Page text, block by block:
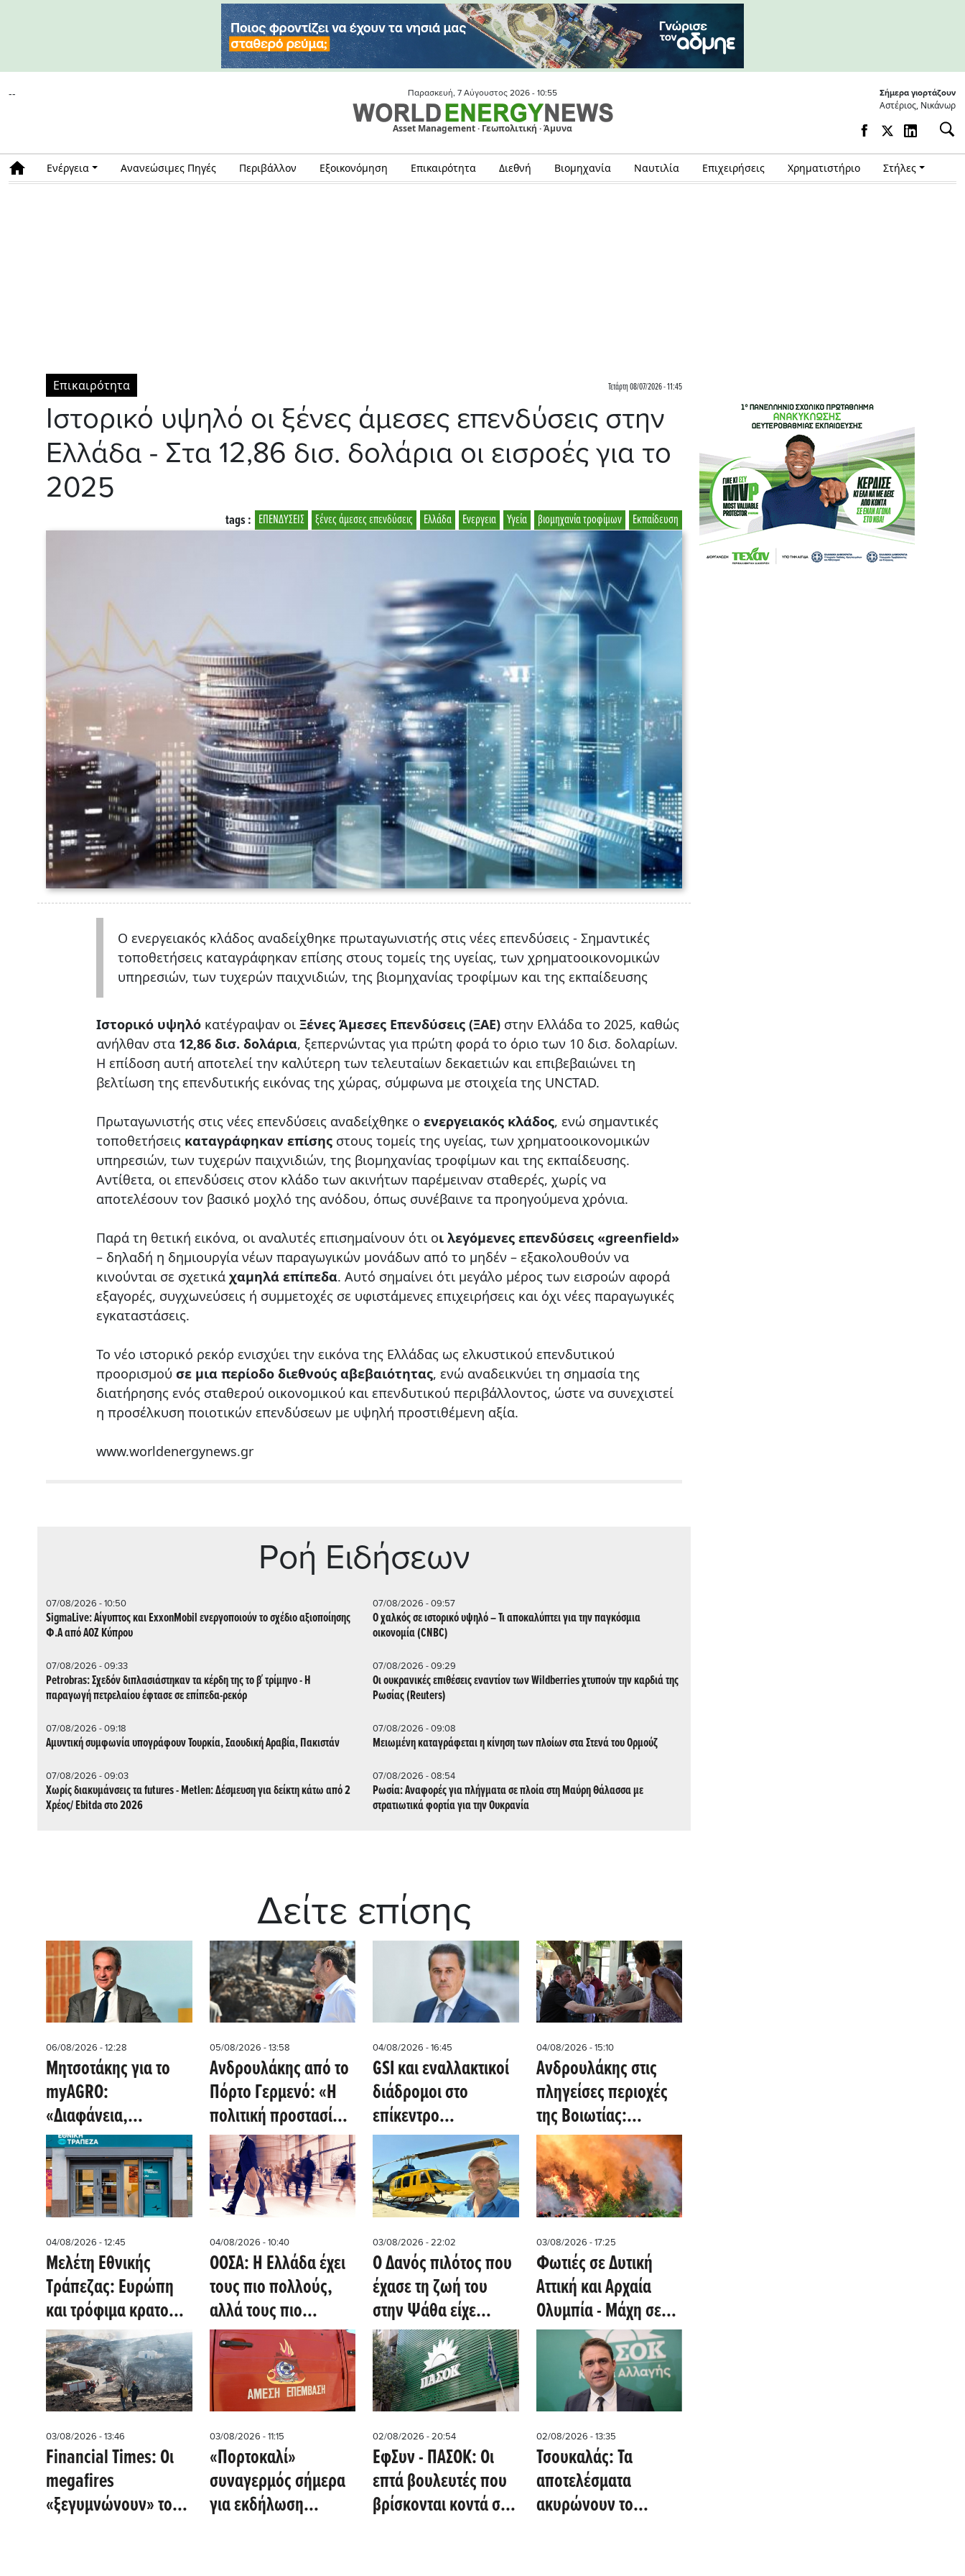
-- Παρασκευή, 7 Αύγουστος 2026 - 10:55
Asset Management · Γεωπολιτική · Άμυνα
Σήμερα γιορτάζουν
Αστέριος, Νικάνωρ
Ενέργεια Ανανεώσιμες Πηγές Περιβάλλον Εξοικονόμηση Επικαιρότητα Διεθνή Βιομηχανία Ναυτιλία Επιχειρήσεις Χρηματιστήριο Στήλες
Επικαιρότητα Τετάρτη 08/07/2026 - 11:45
Ιστορικό υψηλό οι ξένες άμεσες επενδύσεις στην
Ελλάδα - Στα 12,86 δισ. δολάρια οι εισροές για το
2025
Εκπαίδευση
βιομηχανία τροφίμων
Υγεία
Ενεργεια
Ελλάδα
ξένες άμεσες επενδύσεις
ΕΠΕΝΔΥΣΕΙΣ
tags :
Ο ενεργειακός κλάδος αναδείχθηκε πρωταγωνιστής στις νέες επενδύσεις - Σημαντικές
τοποθετήσεις καταγράφηκαν επίσης στους τομείς της υγείας, των χρηματοοικονομικών
υπηρεσιών, των τυχερών παιχνιδιών, της βιομηχανίας τροφίμων και της εκπαίδευσης
Ιστορικό υψηλό κατέγραψαν οι Ξένες Άμεσες Επενδύσεις (ΞΑΕ) στην Ελλάδα το 2025, καθώς
ανήλθαν στα 12,86 δισ. δολάρια, ξεπερνώντας για πρώτη φορά το όριο των 10 δισ. δολαρίων.
Η επίδοση αυτή αποτελεί την καλύτερη των τελευταίων δεκαετιών και επιβεβαιώνει τη
βελτίωση της επενδυτικής εικόνας της χώρας, σύμφωνα με στοιχεία της UNCTAD.
Πρωταγωνιστής στις νέες επενδύσεις αναδείχθηκε ο ενεργειακός κλάδος, ενώ σημαντικές
τοποθετήσεις καταγράφηκαν επίσης στους τομείς της υγείας, των χρηματοοικονομικών
υπηρεσιών, των τυχερών παιχνιδιών, της βιομηχανίας τροφίμων και της εκπαίδευσης.
Αντίθετα, οι επενδύσεις στον κλάδο των ακινήτων παρέμειναν σταθερές, χωρίς να
αποτελέσουν τον βασικό μοχλό της ανόδου, όπως συνέβαινε τα προηγούμενα χρόνια.
Παρά τη θετική εικόνα, οι αναλυτές επισημαίνουν ότι οι λεγόμενες επενδύσεις «greenfield»
– δηλαδή η δημιουργία νέων παραγωγικών μονάδων από το μηδέν – εξακολουθούν να
κινούνται σε σχετικά χαμηλά επίπεδα. Αυτό σημαίνει ότι μεγάλο μέρος των εισροών αφορά
εξαγορές, συγχωνεύσεις ή συμμετοχές σε υφιστάμενες επιχειρήσεις και όχι νέες παραγωγικές
εγκαταστάσεις.
Το νέο ιστορικό ρεκόρ ενισχύει την εικόνα της Ελλάδας ως ελκυστικού επενδυτικού
προορισμού σε μια περίοδο διεθνούς αβεβαιότητας, ενώ αναδεικνύει τη σημασία της
διατήρησης ενός σταθερού οικονομικού και επενδυτικού περιβάλλοντος, ώστε να συνεχιστεί
η προσέλκυση ποιοτικών επενδύσεων με υψηλή προστιθέμενη αξία.
www.worldenergynews.gr
Ρoή Ειδήσεων
07/08/2026 - 10:50
SigmaLive: Αίγυπτος και ExxonMobil ενεργοποιούν το σχέδιο αξιοποίησης
Φ.Α από ΑΟΖ Κύπρου
07/08/2026 - 09:57
Ο χαλκός σε ιστορικό υψηλό – Τι αποκαλύπτει για την παγκόσμια
οικονομία (CNBC)
07/08/2026 - 09:33
Petrobras: Σχεδόν διπλασιάστηκαν τα κέρδη της το β΄ τρίμηνο - Η
παραγωγή πετρελαίου έφτασε σε επίπεδα-ρεκόρ
07/08/2026 - 09:29
Οι ουκρανικές επιθέσεις εναντίον των Wildberries χτυπούν την καρδιά της
Ρωσίας (Reuters)
07/08/2026 - 09:18
Αμυντική συμφωνία υπογράφουν Τουρκία, Σαουδική Αραβία, Πακιστάν
07/08/2026 - 09:08
Μειωμένη καταγράφεται η κίνηση των πλοίων στα Στενά του Ορμούζ
07/08/2026 - 09:03
Χωρίς διακυμάνσεις τα futures - Metlen: Δέσμευση για δείκτη κάτω από 2
Χρέος/ Εbitda στο 2026
07/08/2026 - 08:54
Ρωσία: Αναφορές για πλήγματα σε πλοία στη Μαύρη Θάλασσα με
στρατιωτικά φορτία για την Ουκρανία
Δείτε επίσης
06/08/2026 - 12:28
Μητσοτάκης για το
myAGRO:
«Διαφάνεια,
δικαιοσύνη και τέλος
στο βαθύ κράτος»
05/08/2026 - 13:58
Ανδρουλάκης από το
Πόρτο Γερμενό: «Η
πολιτική προστασία
χρειάζεται νέο δόγμα
- Η πρόληψη δεν
μπορεί να μένει στα
χαρτιά»
04/08/2026 - 16:45
GSI και εναλλακτικοί
διάδρομοι στο
επίκεντρο
τηλεφωνικής
συνομιλίας
Παπασταύρου -
Cohen (Ισραήλ)
04/08/2026 - 15:10
Ανδρουλάκης στις
πληγείσες περιοχές
της Βοιωτίας:
«Άμεσες
αποζημιώσεις για την
επανεκκίνηση της
τοπικής οικονομίας»
04/08/2026 - 12:45
Μελέτη Εθνικής
Τράπεζας: Ευρώπη
και τρόφιμα κρατούν
τις ελληνικές
εξαγωγές σε θετική
τροχιά
04/08/2026 - 10:40
ΟΟΣΑ: Η Ελλάδα έχει
τους πιο πολλούς,
αλλά τους πιο
κακοπληρωμένους
επιστήμονες στη ΕΕ
03/08/2026 - 22:02
Ο Δανός πιλότος που
έχασε τη ζωή του
στην Ψάθα είχε
περισσότερες από
9.000 ώρες πτήσης
03/08/2026 - 17:25
Φωτιές σε Δυτική
Αττική και Αρχαία
Ολυμπία - Μάχη σε
Κανδήλι και Ψάθα,
εκκενώσεις με 112
03/08/2026 - 13:46
Financial Times: Οι
megafires
«ξεγυμνώνουν» το
03/08/2026 - 11:15
«Πορτοκαλί»
συναγερμός σήμερα
για εκδήλωση
02/08/2026 - 20:54
EφΣυν - ΠΑΣΟΚ: Οι
επτά βουλευτές που
βρίσκονται κοντά στο
02/08/2026 - 13:35
Τσουκαλάς: Τα
αποτελέσματα
ακυρώνουν το